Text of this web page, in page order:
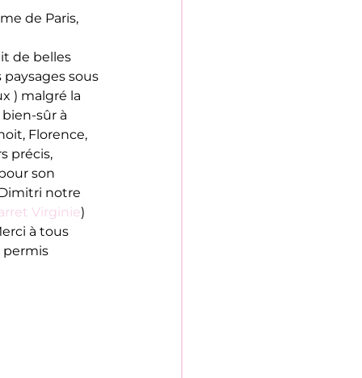
de Paris,
de belles
sous
) malgré la
bien-sûr à
Florence,
précis,
son
notre
Virginie)
à tous
permis